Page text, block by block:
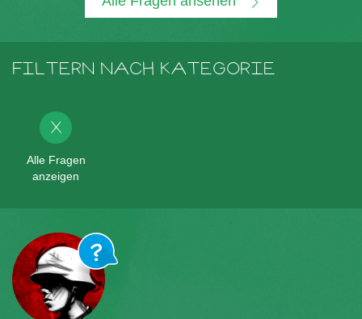
FILTERN NACH KATEGORIE
Alle Fragen
anzeigen